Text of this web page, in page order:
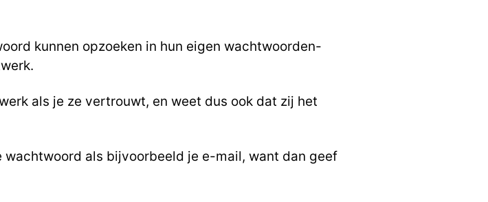
kunnen opzoeken in hun eigen wachtwoorden-
als je ze vertrouwt, en weet dus ook dat zij het
als bijvoorbeeld je e-mail, want dan geef